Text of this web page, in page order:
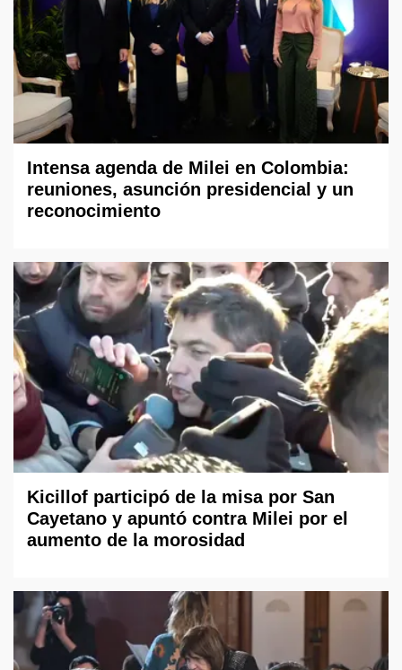
Intensa agenda de Milei en Colombia:
reuniones, asunción presidencial y un
reconocimiento
Kicillof participó de la misa por San
Cayetano y apuntó contra Milei por el
aumento de la morosidad